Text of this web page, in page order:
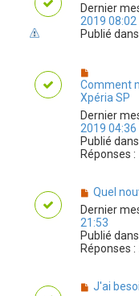
Dernier
2019 08:02
Publié dans
Comment
Xpéria SP
Dernier
2019 04:36
Publié dans
Réponses :
Quel
Dernier
21:53
Publié dans
Réponses :
J'ai